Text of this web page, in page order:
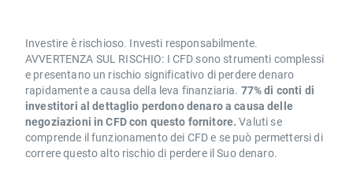
Investire è rischioso. Investi responsabilmente.
AVVERTENZA SUL RISCHIO: I CFD sono strumenti complessi
e presentano un rischio significativo di perdere denaro
rapidamente a causa della leva finanziaria. 77% di conti di
investitori al dettaglio perdono denaro a causa delle
negoziazioni in CFD con questo fornitore. Valuti se
comprende il funzionamento dei CFD e se può permettersi di
correre questo alto rischio di perdere il Suo denaro.